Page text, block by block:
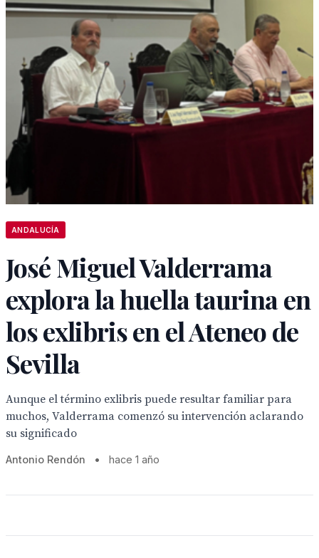
ANDALUCÍA
José Miguel Valderrama
explora la huella taurina en
los exlibris en el Ateneo de
Sevilla
Aunque el término exlibris puede resultar familiar para
muchos, Valderrama comenzó su intervención aclarando
su significado
Antonio Rendón • hace 1 año